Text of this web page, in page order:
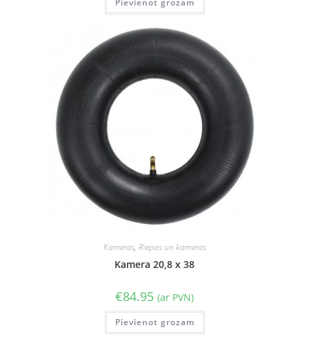
Pievienot grozam
Kameras, Riepas un kameras
Kamera 20,8 x 38
€84.95 (ar PVN)
Pievienot grozam